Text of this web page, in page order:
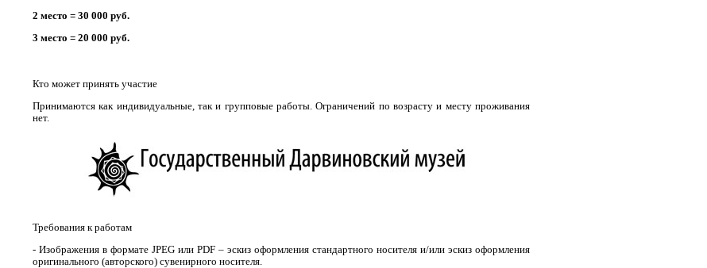
2 место = 30 000 руб.
3 место = 20 000 руб.
Кто может принять участие
Принимаются как индивидуальные, так и групповые работы. Ограничений по возрасту и месту проживания
нет.
Требования к работам
- Изображения в формате JPEG или PDF – эскиз оформления стандартного носителя и/или эскиз оформления
оригинального (авторского) сувенирного носителя.